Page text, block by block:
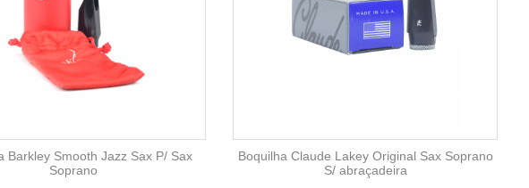
Barkley Smooth Jazz Sax P/ Sax
Soprano
Boquilha Claude Lakey Original Sax Soprano
S/ abraçadeira